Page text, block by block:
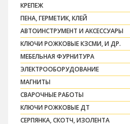
КРЕПЕЖ
ПЕНА, ГЕРМЕТИК, КЛЕЙ
АВТОИНСТРУМЕНТ И АКСЕССУАРЫ
КЛЮЧИ РОЖКОВЫЕ КЗСМИ, И ДР.
МЕБЕЛЬНАЯ ФУРНИТУРА
ЭЛЕКТРООБОРУДОВАНИЕ
МАГНИТЫ
СВАРОЧНЫЕ РАБОТЫ
КЛЮЧИ РОЖКОВЫЕ ДТ
СЕРПЯНКА, СКОТЧ, ИЗОЛЕНТА